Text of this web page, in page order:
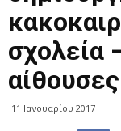
σχολεία
αίθουσες
11 Ιανουαρίου 2017